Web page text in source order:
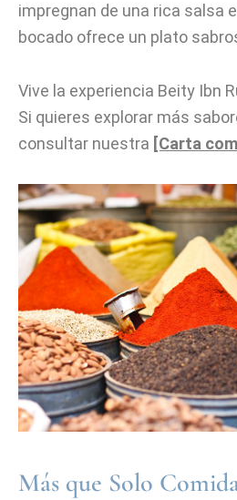
impregnan de una rica salsa
bocado ofrece un plato
Vive la experiencia Beity Ibn
Si quieres explorar más
consultar nuestra [Carta
Más que Solo